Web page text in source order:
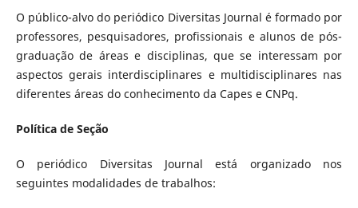
O público-alvo do periódico Diversitas Journal é formado por
professores, pesquisadores, profissionais e alunos de pós-
graduação de áreas e disciplinas, que se interessam por
aspectos gerais interdisciplinares e multidisciplinares nas
diferentes áreas do conhecimento da Capes e CNPq.
Política de Seção
O periódico Diversitas Journal está organizado nos
seguintes modalidades de trabalhos: